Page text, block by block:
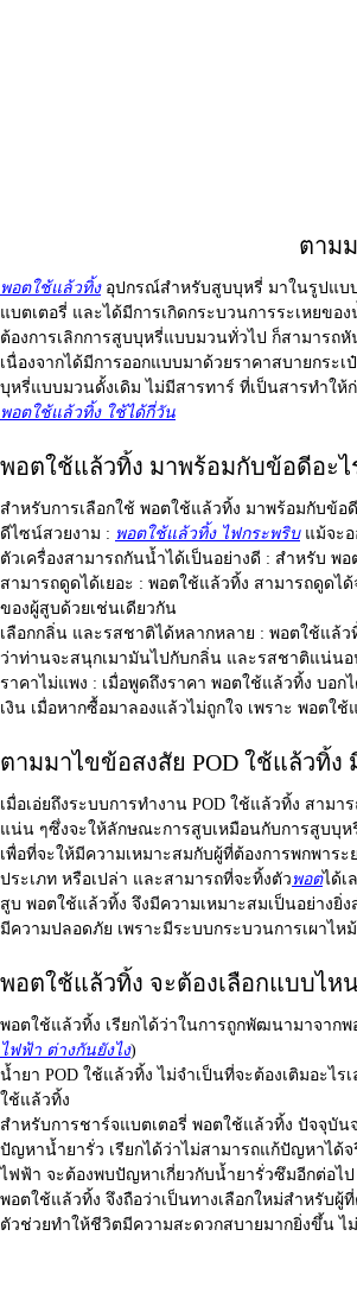
ตาม
พอตใช้แล้วทิ้งอุปกรณ์สำหรับสูบบุหรี่ มาในรูปแบบ
แบตเตอรี่ และได้มีการเกิดกระบวนการระเหย
ต้องการเลิกการสูบบุหรี่แบบมวนทั่วไป ก็สามาร
เนื่องจากได้มีการออกแบบมาด้วยราคาสบายกระ
บุหรี่แบบมวนดั้งเดิม ไม่มีสารทาร์ ที่เป็นสารทำใ
พอตใช้แล้วทิ้ง ใช้ได้กี่วัน
พอตใช้แล้วทิ้ง มาพร้อมกับข้อดีอะไ
สำหรับการเลือกใช้ พอตใช้แล้วทิ้ง มาพร้อมกับข้อ
ดีไซน์สวยงาม : พอตใช้แล้วทิ้ง ไฟกระพริบแม้จะอ
ตัวเครื่องสามารถกันน้ำได้เป็นอย่างดี : สำหรับ พอ
สามารถดูดได้เยอะ : พอตใช้แล้วทิ้ง สามารถดูดไ
ของผู้สูบด้วยเช่นเดียวกัน
เลือกกลิ่น และรสชาติได้หลากหลาย : พอตใช้แล้ว
ว่าท่านจะสนุกเมามันไปกับกลิ่น และรสชาติแน่น
ราคาไม่แพง : เมื่อพูดถึงราคา พอตใช้แล้วทิ้ง บอก
เงิน เมื่อหากซื้อมาลองแล้วไม่ถูกใจ เพราะ พอตใ
ตามมาไขข้อสงสัย POD ใช้แล้วทิ้ง
เมื่อเอ่ยถึงระบบการทำงาน POD ใช้แล้วทิ้ง สามา
แน่น ๆซึ่งจะให้ลักษณะการสูบเหมือนกับการสูบบุ
เพื่อที่จะให้มีความเหมาะสมกับผู้ที่ต้องการพกพาร
ประเภท หรือเปล่า และสามารถที่จะทิ้งตัว พอตได้เ
สูบ พอตใช้แล้วทิ้ง จึงมีความเหมาะสมเป็นอย่างยิ่
มีความปลอดภัย เพราะมีระบบกระบวนการเผาไ
พอตใช้แล้วทิ้ง จะต้องเลือกแบบไห
พอตใช้แล้วทิ้ง เรียกได้ว่าในการถูกพัฒนามาจาก
ไฟฟ้า ต่างกันยังไง)
น้ำยา POD ใช้แล้วทิ้ง ไม่จำเป็นที่จะต้องเติมอะไร
ใช้แล้วทิ้ง
สำหรับการชาร์จแบตเตอรี่ พอตใช้แล้วทิ้ง ปัจจุบั
ปัญหาน้ำยารั่ว เรียกได้ว่าไม่สามารถแก้ปัญหาได้จ
ไฟฟ้า จะต้องพบปัญหาเกี่ยวกับน้ำยารั่วซึมอีกต่อไ
พอตใช้แล้วทิ้ง จึงถือว่าเป็นทางเลือกใหม่สำหรับผู้
ตัวช่วยทำให้ชีวิตมีความสะดวกสบายมากยิ่งขึ้น ไ